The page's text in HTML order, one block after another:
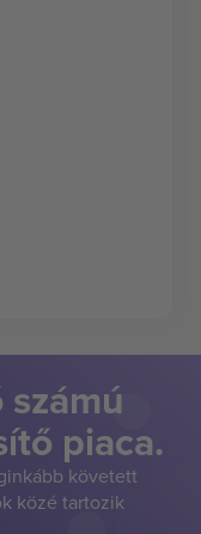
piaca.
követett
közé tartozik